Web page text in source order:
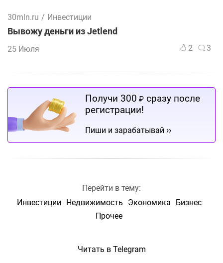
30mln.ru / Инвестиции
Вывожу деньги из Jetlend
25 Июля 2 3
Получи 300 ₽ сразу после
регистрации!
Пиши и зарабатывай ››
Перейти в тему:
Инвестиции
Недвижимость Экономика
Бизнес
Прочее
Читать в Telegram